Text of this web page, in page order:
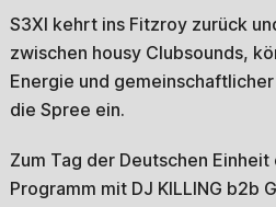
S3XI kehrt ins Fitzroy zurück
zwischen housy Clubsounds,
Energie und
die Spree ein.
Zum Tag der Deutschen
Programm mit DJ KILLING b2b